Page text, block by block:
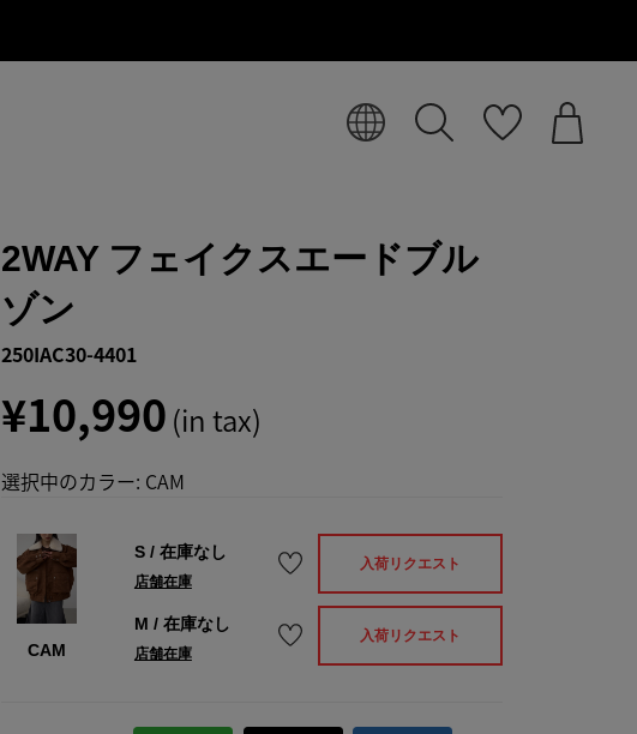
2WAY フェイクスエードブル
ゾン
250IAC30-4401
¥10,990 (in tax)
選択中のカラー: CAM
CAM
S/ 在庫なし
店舗在庫
入荷リクエスト
M / 在庫なし
店舗在庫
入荷リクエスト